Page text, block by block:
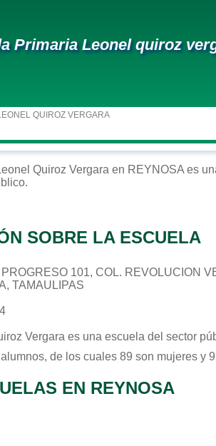
Primaria Leonel quiroz
QUIROZ VERGARA
Quiroz Vergara en REYNOSA es
.
SOBRE LA ESCUELA
101, COL. REVOLUCION
TAMAULIPAS
Vergara es una escuela del sector
de los cuales 89 son mujeres y
EN REYNOSA